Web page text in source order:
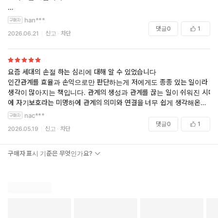
사회 구성원 대다수가 외로움을 호소하는 동시에 자발적으로 단절을
우리 일상 속에 깊이 친숙하게 자리잡은 치료요법, 인간관계를 주제로한
예능 방송, 정신건강 인식의 확대, mbti, 소셜미디어 등으로 인해 달라진
인간 관계와 하나의 상품으로서 존재하게 된 사람의 마음 등 매우 깊이있
는 분석을 보여줍니다.
달라진 시대상에 따라 개인주의와 마음의 벽이 깊어만 가고 있지만 그래
도 지금 우리에게 필요한 것은 서로에 대한 연대와 공감이라는 것을 다시
되새겨 주네요. ☺️
han***
2026.06.21 신고 차단
댓글0 1
요즘 세대의 손절 하는 심리에 대해 알 수 있었습니다
인간관계를 효율과 손익으로만 판단하는게 저에게도 종종 있는 일이라
생각이 많아지는 책입니다. 관계의 생성과 관계를 끊는 일이 쉬워진 시대
에 자기보호라는 미명하에 관계의 의미와 연결을 너무 쉽게 생각해온게
아닐지 읽고 나면 제 인간관계에 대해 되돌아보게 됩니다
nac***
2026.05.19 신고 차단
댓글0 1
구매자 표시 기준은 무엇인가요?